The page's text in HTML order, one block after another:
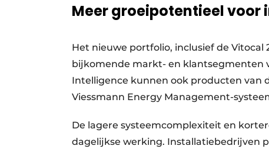
Meer groeipotentieel voor
Het nieuwe portfolio, inclusief de
bijkomende markt- en klantsegmenten
Intelligence kunnen ook producten van
Viessmann Energy Management-
De lagere systeemcomplexiteit en
dagelijkse werking. Installatiebedrijven